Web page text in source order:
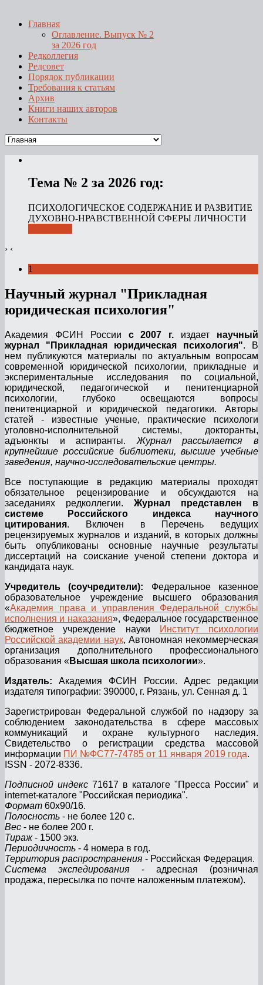
Главная
Оглавление. Выпуск № 2
за 2026 год
Редколлегия
Редсовет
Порядок публикации
Требования к статьям
Архив
Книги наших авторов
Контакты
Тема № 2 за 2026 год:
ПСИХОЛОГИЧЕСКОЕ СОДЕРЖАНИЕ И РАЗВИТИЕ
ДУХОВНО-НРАВСТВЕННОЙ СФЕРЫ ЛИЧНОСТИ
› ‹
1
Научный журнал "Прикладная
юридическая психология"
Академия ФСИН России с 2007 г. издает научный
журнал "Прикладная юридическая психология". В
нем публикуются материалы по актуальным вопросам
современной юридической психологии, прикладные и
экспериментальные исследования по социальной,
юридической, педагогической и пенитенциарной
психологии, глубоко освещаются вопросы
пенитенциарной и юридической педагогики. Авторы
статей - известные ученые, практические психологи
уголовно-исполнительной системы, докторанты,
адъюнкты и аспиранты. Журнал рассылается в
крупнейшие российские библиотеки, высшие учебные
заведения, научно-исследовательские центры.
Все поступающие в редакцию материалы проходят
обязательное рецензирование и обсуждаются на
заседаниях редколлегии. Журнал представлен в
системе Российского индекса научного
цитирования. Включен в Перечень ведущих
рецензируемых журналов и изданий, в которых должны
быть опубликованы основные научные результаты
диссертаций на соискание ученой степени доктора и
кандидата наук.
Учредитель (соучредители): Федеральное казенное
образовательное учреждение высшего образования
«Академия права и управления Федеральной службы
исполнения и наказания», Федеральное государственное
бюджетное учреждение науки
Институт психологии
Российской академии наук, Автономная некоммерческая
организация дополнительного профессионального
образования «Высшая школа психологии».
Издатель: Академия ФСИН России. Адрес редакции
издателя типографии: 390000, г. Рязань, ул. Сенная д. 1
Зарегистрирован Федеральной службой по надзору за
соблюдением законодательства в сфере массовых
коммуникаций и охране культурного наследия.
Свидетельство о регистрации средства массовой
информации ПИ №ФС77-74785 от 11 января 2019 года.
ISSN - 2072-8336.
Подписной индекс 71617 в каталоге "Пресса России" и
internet-каталоге "Российская периодика".
Формат 60х90/16.
Полосность - не более 120 с.
Вес - не более 200 г.
Тираж- 1500 экз.
Периодичность - 4 номера в год.
Территория распространения - Российская Федерация.
Система экспедирования - адресная (розничная
продажа, пересылка по почте наложенным платежом).